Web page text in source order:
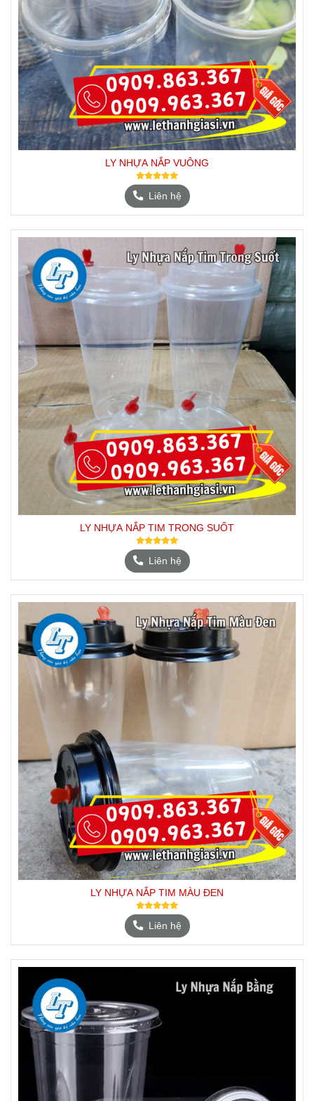
LY NHỰA NẮP VUÔNG
Liên hệ
LY NHỰA NẮP TIM TRONG SUỐT
Liên hệ
LY NHỰA NẮP TIM MÀU ĐEN
Liên hệ